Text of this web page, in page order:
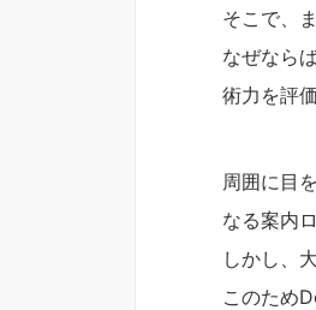
そこで、
なぜなら
術力を評
周囲に目
なる案内
しかし、
このため